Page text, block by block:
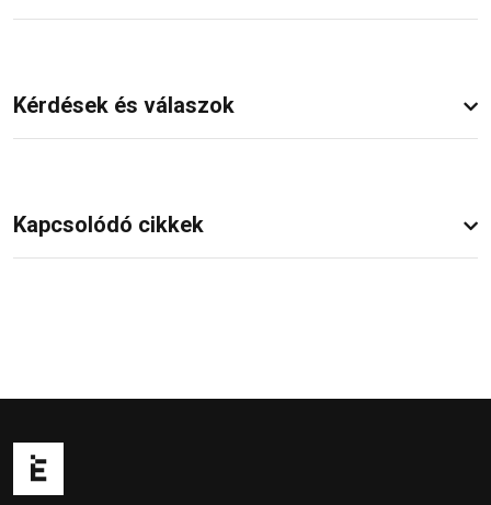
Kérdések és válaszok
Kapcsolódó cikkek